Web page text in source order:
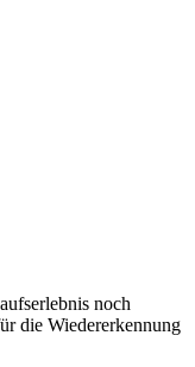
noch
die Wiedererkennung